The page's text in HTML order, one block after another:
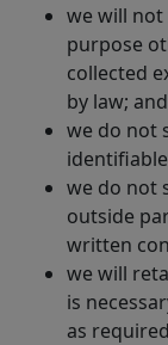
we will
purpose
collected
by law; and
we do not
we do not
outside
written
we will
is
as